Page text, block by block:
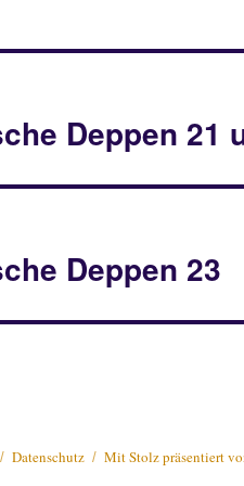
Deppen 21
Deppen 23
Datenschutz Mit Stolz präsentiert